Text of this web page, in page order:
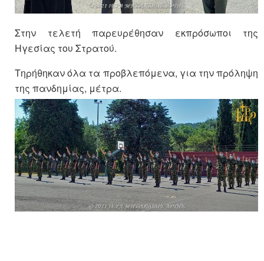
Στην τελετή παρευρέθησαν εκπρόσωποι της
Ηγεσίας του Στρατού.
Τηρήθηκαν όλα τα προβλεπόμενα, για την πρόληψη
της πανδημίας, μέτρα.